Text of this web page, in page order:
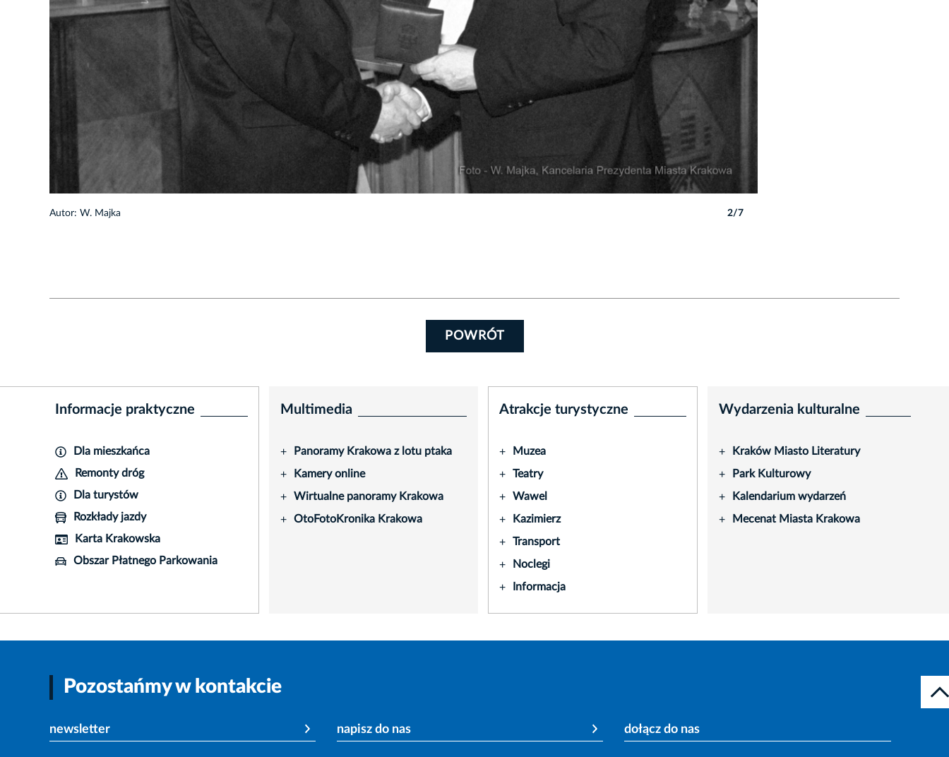
Autor: W. Majka 2/7
POWRÓT
Informacje praktyczne
Dla mieszkańca
Remonty dróg
Dla turystów
Rozkłady jazdy
Karta Krakowska
Obszar Płatnego Parkowania
Multimedia
+ Panoramy Krakowa z lotu ptaka
+ Kamery online
+ Wirtualne panoramy Krakowa
+ OtoFotoKronika Krakowa
Atrakcje turystyczne
+ Muzea
+ Teatry
+ Wawel
+ Kazimierz
+ Transport
+ Noclegi
+ Informacja
Wydarzenia kulturalne
+ Kraków Miasto Literatury
+ Park Kulturowy
+ Kalendarium wydarzeń
+ Mecenat Miasta Krakowa
Pozostańmy w kontakcie
newsletter napisz do nas dołącz do nas